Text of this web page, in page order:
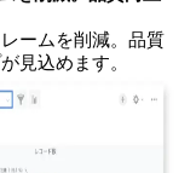
ームを削減。品質
見込めます。